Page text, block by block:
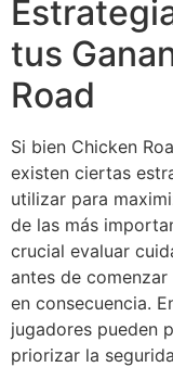
tus
Road
Si bien Chicken
existen ciertas
utilizar para
de las más
crucial evaluar
antes de
en consecuencia.
jugadores pueden
priorizar la